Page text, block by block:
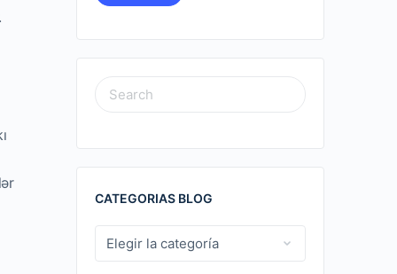
SEARCH
FOR:
CATEGORIAS BLOG
CATEGORIAS
BLOG